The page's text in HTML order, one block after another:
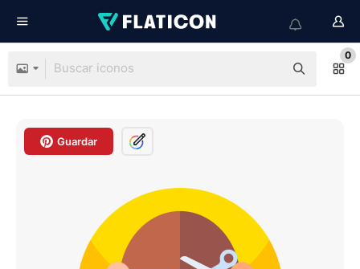
0
Guardar